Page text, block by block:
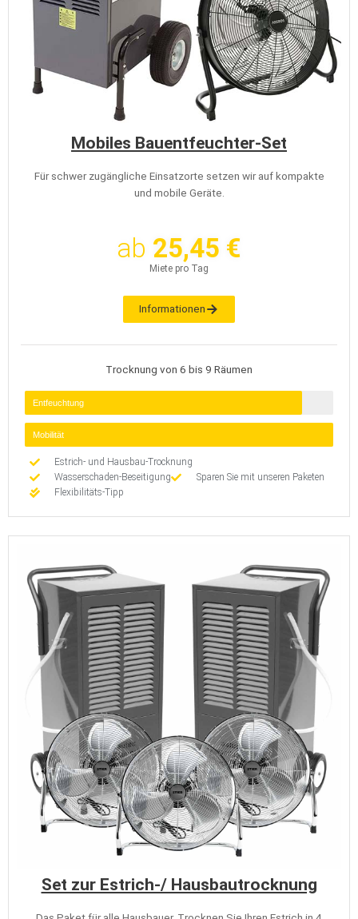
Mobiles Bauentfeuchter-Set
Für schwer zugängliche Einsatzorte setzen wir auf kompakte
und mobile Geräte.
ab 25,45 €
Miete pro Tag
Informationen
Trocknung von 6 bis 9 Räumen
Entfeuchtung
Mobilität
Estrich- und Hausbau-Trocknung
Wasserschaden-Beseitigung
Sparen Sie mit unseren Paketen
Flexibilitäts-Tipp
Set zur Estrich-/ Hausbautrocknung